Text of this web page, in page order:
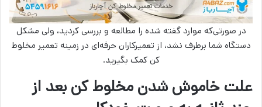
در صورتی‌که موارد گفته شده را مطالعه و بررسی کردید، ولی مشکل
دستگاه شما برطرف نشد، از تعمیرکاران حرفه‌ای در زمینه تعمیر مخلوط
کن کمک بگیرید.
علت خاموش شدن مخلوط کن بعد از